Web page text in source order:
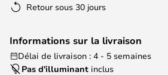
Retour sous 30 jours
Informations sur la livraison
Délai de livraison : 4 - 5 semaines
Pas d'illuminant inclus